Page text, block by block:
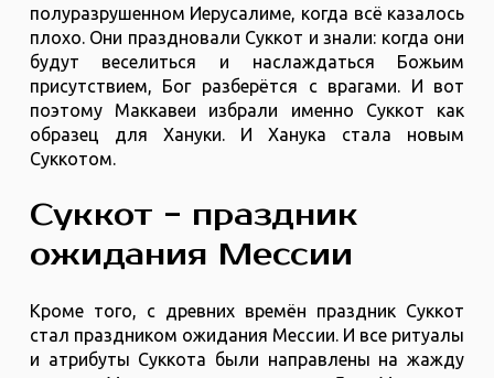
полуразрушенном Иерусалиме, когда всё казалось
плохо. Они праздновали Суккот и знали: когда они
будут веселиться и наслаждаться Божьим
присутствием, Бог разберётся с врагами. И вот
поэтому Маккавеи избрали именно Суккот как
образец для Хануки. И Ханука стала новым
Суккотом.
Суккот - праздник
ожидания Мессии
Кроме того, с древних времён праздник Суккот
стал праздником ожидания Мессии. И все ритуалы
и атрибуты Суккота были направлены на жажду